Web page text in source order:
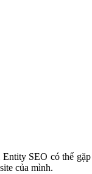
SEO có thể
của mình.